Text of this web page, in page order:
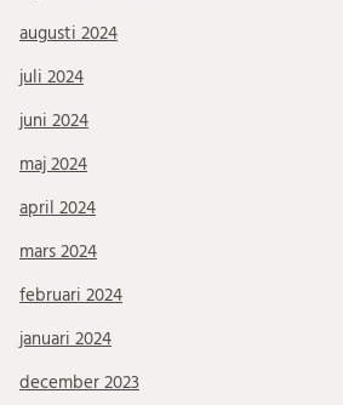
augusti 2024
juli 2024
juni 2024
maj 2024
april 2024
mars 2024
februari 2024
januari 2024
december 2023